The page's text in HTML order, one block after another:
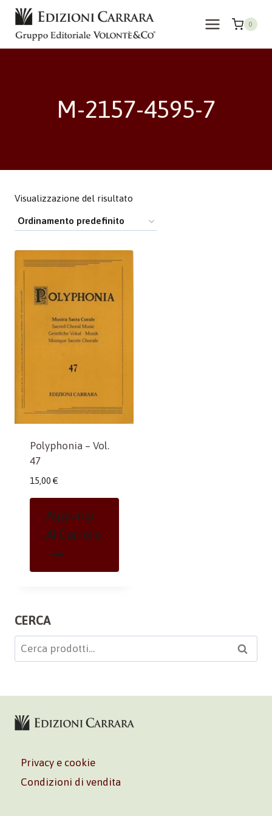
Salta
contenuto
0
M-2157-4595-7
Visualizzazione del risultato
Polyphonia – Vol.
47
15,00 €
Aggiungi
Al Carrello
CERCA
Cerca: Cerca
Privacy e cookie
Condizioni di vendita